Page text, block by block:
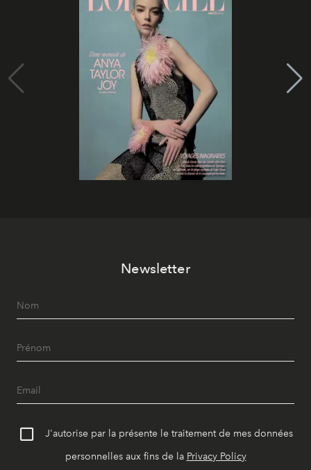
Newsletter
J'autorise par la présente le traitement de mes données
personnelles aux fins de la Privacy Policy